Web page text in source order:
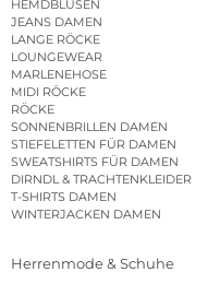
HEMDBLUSEN
JEANS DAMEN
LANGE RÖCKE
LOUNGEWEAR
MARLENEHOSE
MIDI RÖCKE
RÖCKE
SONNENBRILLEN DAMEN
STIEFELETTEN FÜR DAMEN
SWEATSHIRTS FÜR DAMEN
DIRNDL & TRACHTENKLEIDER
T-SHIRTS DAMEN
WINTERJACKEN DAMEN
Herrenmode & Schuhe